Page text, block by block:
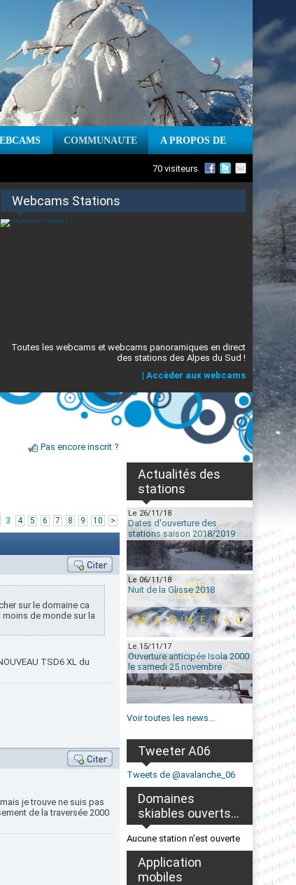
COMMUNAUTE A PROPOS DE
70 visiteurs
Webcams Stations
Toutes les webcams et webcams panoramiques en direct
des stations des Alpes du Sud !
| Accèder aux webcams
Pas encore inscrit ?
3 4 5 6 7 8 9 10 >
sur le domaine ca
de monde sur la
TSD6 XL du
je trouve ne suis pas
de la traversée 2000
Actualités des
stations
Le 26/11/18
Dates d'ouverture des
stations saison 2018/2019
Le 06/11/18
Nuit de la Glisse 2018
Le 15/11/17
Ouverture anticipée Isola 2000
le samedi 25 novembre
Voir toutes les news...
Tweeter A06
Tweets de @avalanche_06
Domaines
skiables ouverts...
Aucune station n'est ouverte
Application
mobiles